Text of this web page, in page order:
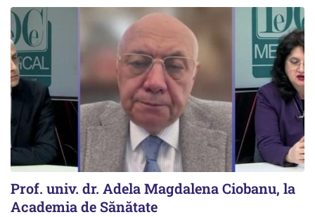
Prof. univ. dr. Adela Magdalena Ciobanu, la
Academia de Sănătate